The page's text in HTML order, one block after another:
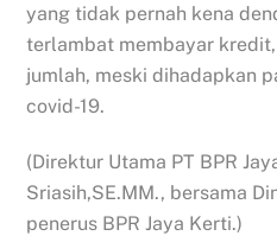
yang tidak pernah kena
terlambat membayar
jumlah, meski dihadapkan
covid-19.
(Direktur Utama PT BPR
Sriasih,SE.MM., bersama
penerus BPR Jaya Kerti.)